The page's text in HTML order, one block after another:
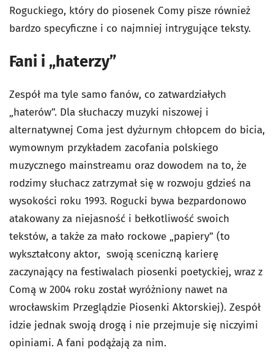
Roguckiego, który do piosenek Comy pisze również
bardzo specyficzne i co najmniej intrygujące teksty.
Fani i „haterzy”
Zespół ma tyle samo fanów, co zatwardziałych
„haterów”. Dla słuchaczy muzyki niszowej i
alternatywnej Coma jest dyżurnym chłopcem do bicia,
wymownym przykładem zacofania polskiego
muzycznego mainstreamu oraz dowodem na to, że
rodzimy słuchacz zatrzymał się w rozwoju gdzieś na
wysokości roku 1993. Rogucki bywa bezpardonowo
atakowany za niejasność i bełkotliwość swoich
tekstów, a także za mało rockowe „papiery” (to
wykształcony aktor, swoją sceniczną karierę
zaczynający na festiwalach piosenki poetyckiej, wraz z
Comą w 2004 roku został wyróżniony nawet na
wrocławskim Przeglądzie Piosenki Aktorskiej). Zespół
idzie jednak swoją drogą i nie przejmuje się niczyimi
opiniami. A fani podążają za nim.